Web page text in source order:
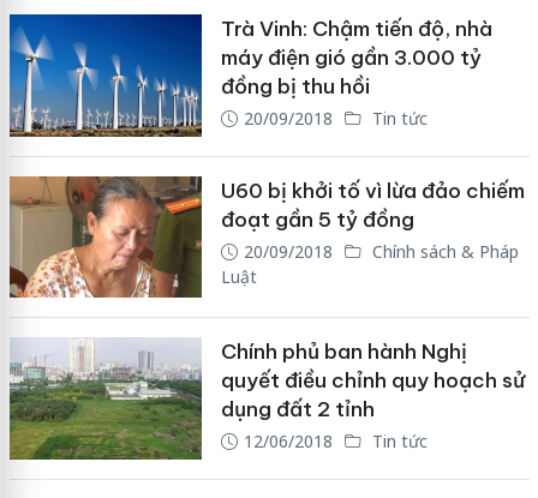
Trà Vinh: Chậm tiến độ, nhà
máy điện gió gần 3.000 tỷ
đồng bị thu hồi
20/09/2018 Tin tức
U60 bị khởi tố vì lừa đảo chiếm
đoạt gần 5 tỷ đồng
20/09/2018
Chính sách & Pháp
Luật
Chính phủ ban hành Nghị
quyết điều chỉnh quy hoạch sử
dụng đất 2 tỉnh
12/06/2018 Tin tức